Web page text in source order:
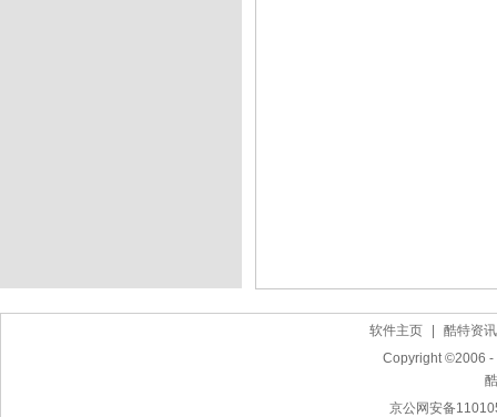
软件主页
酷特资讯
Copyright ©2006 -
京公网安备